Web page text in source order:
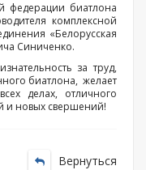
федерации биатлона
комплексной
«Белорусская
Синиченко.
за труд,
биатлона, желает
делах, отличного
и новых свершений!
Вернуться